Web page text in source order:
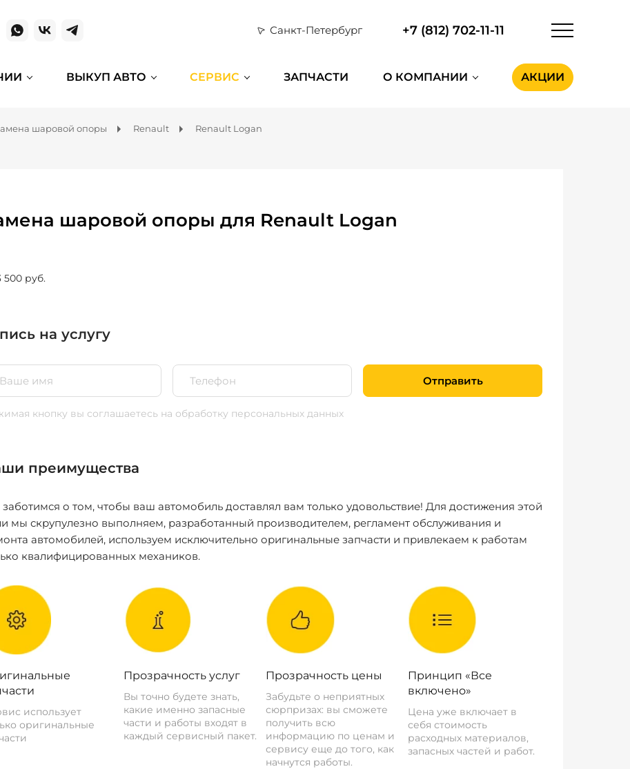
Санкт-Петербург +7 (812) 702-11-11
ВЫКУП АВТО СЕРВИС ЗАПЧАСТИ О КОМПАНИИ АКЦИИ
шаровой опоры Renault Renault Logan
шаровой опоры для Renault Logan
500 руб.
на услугу
Отправить
кнопку вы соглашаетесь на обработку персональных данных
преимущества
о том, чтобы ваш автомобиль доставлял вам только удовольствие! Для достижения этой
мы скрупулезно выполняем, разработанный производителем, регламент обслуживания и
автомобилей, используем исключительно оригинальные запчасти и привлекаем к работам
квалифицированных механиков.
использует
оригинальные
Прозрачность услуг
Вы точно будете знать,
какие именно запасные
части и работы входят в
каждый сервисный пакет.
Прозрачность цены
Забудьте о неприятных
сюрпризах: вы сможете
получить всю
информацию по ценам и
сервису еще до того, как
начнутся работы.
Принцип «Все
включено»
Цена уже включает в
себя стоимость
расходных материалов,
запасных частей и работ.